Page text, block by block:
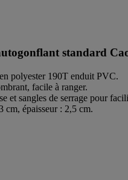
standard
polyester 190T enduit PVC.
facile à ranger.
et sangles de serrage pour
cm, épaisseur : 2,5 cm.